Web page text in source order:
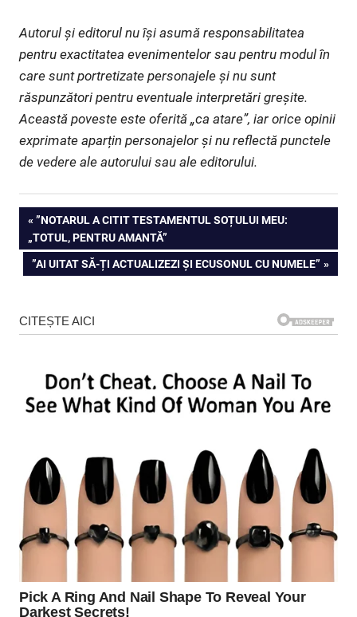
Autorul și editorul nu își asumă responsabilitatea
pentru exactitatea evenimentelor sau pentru modul în
care sunt portretizate personajele și nu sunt
răspunzători pentru eventuale interpretări greșite.
Această poveste este oferită „ca atare”, iar orice opinii
exprimate aparțin personajelor și nu reflectă punctele
de vedere ale autorului sau ale editorului.
Navigare
în
articole
PREVIOUS
POST:
”NOTARUL A CITIT TESTAMENTUL SOȚULUI MEU:
„TOTUL, PENTRU AMANTĂ”
NEXT
”AI UITAT SĂ-ȚI ACTUALIZEZI ȘI ECUSONUL CU NUMELE”